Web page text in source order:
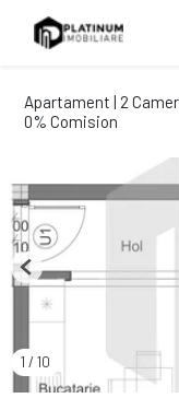
Apartament | 2
0% Comision
1 / 10
Previous